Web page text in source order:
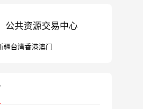
公共资源交易中心
疆台湾香港澳门